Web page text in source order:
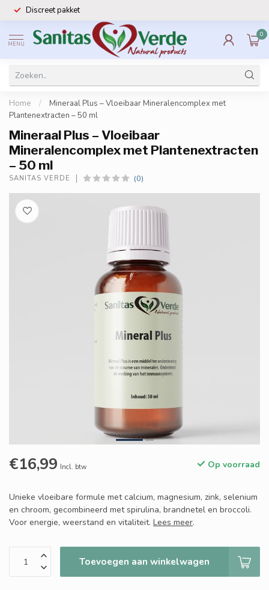
Discreet pakket
MENU
0
Home /
Mineraal Plus – Vloeibaar Mineralencomplex met
Plantenextracten – 50 ml
Mineraal Plus – Vloeibaar
Mineralencomplex met Plantenextracten
– 50 ml
SANITAS VERDE (0)
€16,99 Incl. btw Op voorraad
Unieke vloeibare formule met calcium, magnesium, zink, selenium
en chroom, gecombineerd met spirulina, brandnetel en broccoli.
Voor energie, weerstand en vitaliteit. Lees meer.
Toevoegen aan winkelwagen